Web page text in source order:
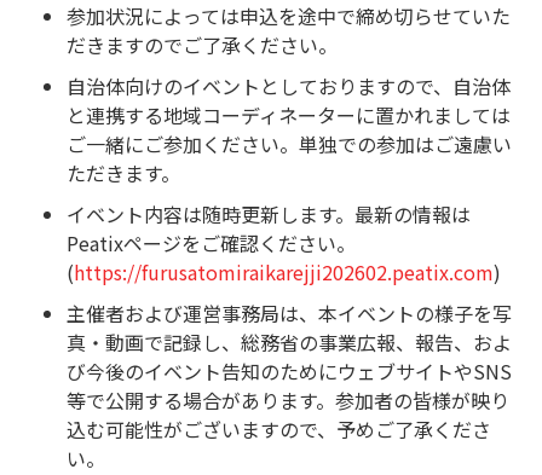
参加状況によっては申込を途中で締め切らせていた
だきますのでご了承ください。
自治体向けのイベントとしておりますので、自治体
と連携する地域コーディネーターに置かれましては
ご一緒にご参加ください。単独での参加はご遠慮い
ただきます。
イベント内容は随時更新します。最新の情報は
Peatixページをご確認ください。
(https://furusatomiraikarejji202602.peatix.com)
主催者および運営事務局は、本イベントの様子を写
真・動画で記録し、総務省の事業広報、報告、およ
び今後のイベント告知のためにウェブサイトやSNS
等で公開する場合があります。参加者の皆様が映り
込む可能性がございますので、予めご了承くださ
い。